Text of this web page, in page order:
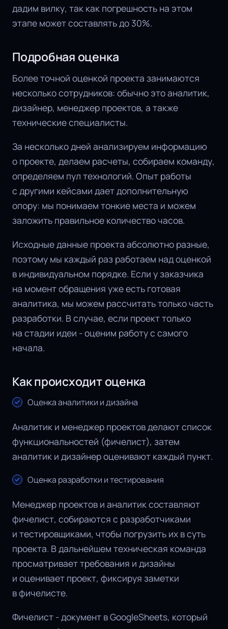
дадим вилку, так как погрешность на этом
этапе может составлять до 30%.
Подробная оценка
Более точной оценкой проекта занимаются
несколько сотрудников: обычно это аналитик,
дизайнер, менеджер проектов, а также
технические специалисты.
За несколько дней анализируем информацию
о проекте, делаем расчеты, собираем команду,
определяем пул технологий. Опыт работы
с другими кейсами дает дополнительную
опору: мы понимаем тонкие места и можем
заложить правильное количество часов.
Исходные данные проекта абсолютно разные,
поэтому мы каждый раз работаем над оценкой
в индивидуальном порядке. Если у заказчика
на момент обращения уже есть готовая
аналитика, мы можем рассчитать только часть
разработки. В случае, если проект только
на стадии идеи - оценим работу с самого
начала.
Как происходит оценка
Оценка аналитики и дизайна
Аналитик и менеджер проектов делают список
функциональностей (фичелист), затем
аналитик и дизайнер оценивают каждый пункт.
Оценка разработки и тестирования
Менеджер проектов и аналитик составляют
фичелист, собираются с разработчиками
и тестировщиками, чтобы погрузить их в суть
проекта. В дальнейшем техническая команда
просматривает требования и дизайны
и оценивает проект, фиксируя заметки
в фичелисте.
Фичелист - документ в GoogleSheets, который